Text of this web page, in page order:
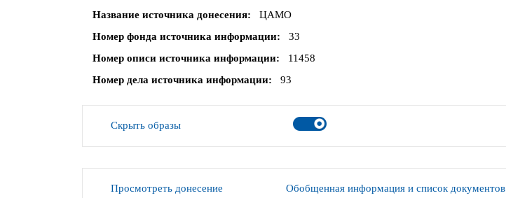
Название источника донесения
ЦАМО
Номер фонда источника информации
33
Номер описи источника информации
11458
Номер дела источника информации
93
Скрыть образы
Просмотреть донесение Обобщенная информация и список документов